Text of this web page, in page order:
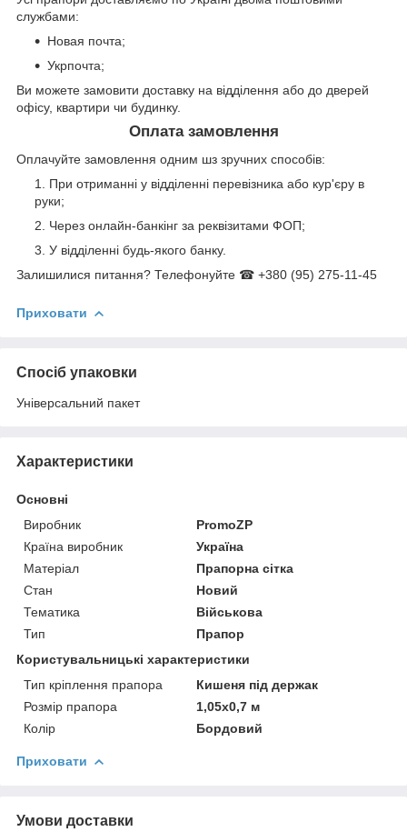
службами:
Новая почта;
Укрпочта;
Ви можете замовити доставку на відділення або до дверей
офісу, квартири чи будинку.
Оплата замовлення
Оплачуйте замовлення одним шз зручних способів:
При отриманні у відділенні перевізника або кур'єру в
руки;
Через онлайн-банкінг за реквізитами ФОП;
У відділенні будь-якого банку.
Залишилися питання? Телефонуйте ☎ +380 (95) 275-11-45
Приховати
Спосіб упаковки
Універсальний пакет
Характеристики
Основні
Виробник
PromoZP
Країна виробник
Україна
Матеріал
Прапорна сітка
Стан
Новий
Тематика
Військова
Тип
Прапор
Користувальницькі характеристики
Тип кріплення прапора
Кишеня під держак
Розмір прапора
1,05х0,7 м
Колір
Бордовий
Приховати
Умови доставки